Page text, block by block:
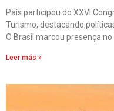
País participou do XXVI
Turismo, destacando
O Brasil marcou presença no
Leer más »